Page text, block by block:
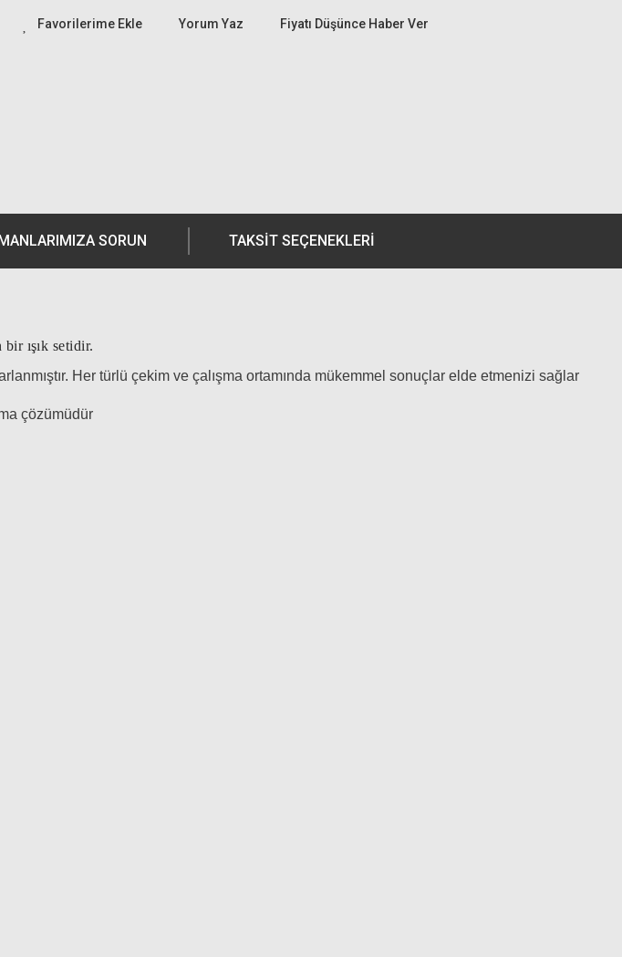
Yorum Yaz Fiyatı Düşünce Haber Ver
SORUN TAKSIT SEÇENEKLERI
ışık setidir.
Her türlü çekim ve çalışma ortamında mükemmel sonuçlar elde etmenizi sağlar
çözümüdür